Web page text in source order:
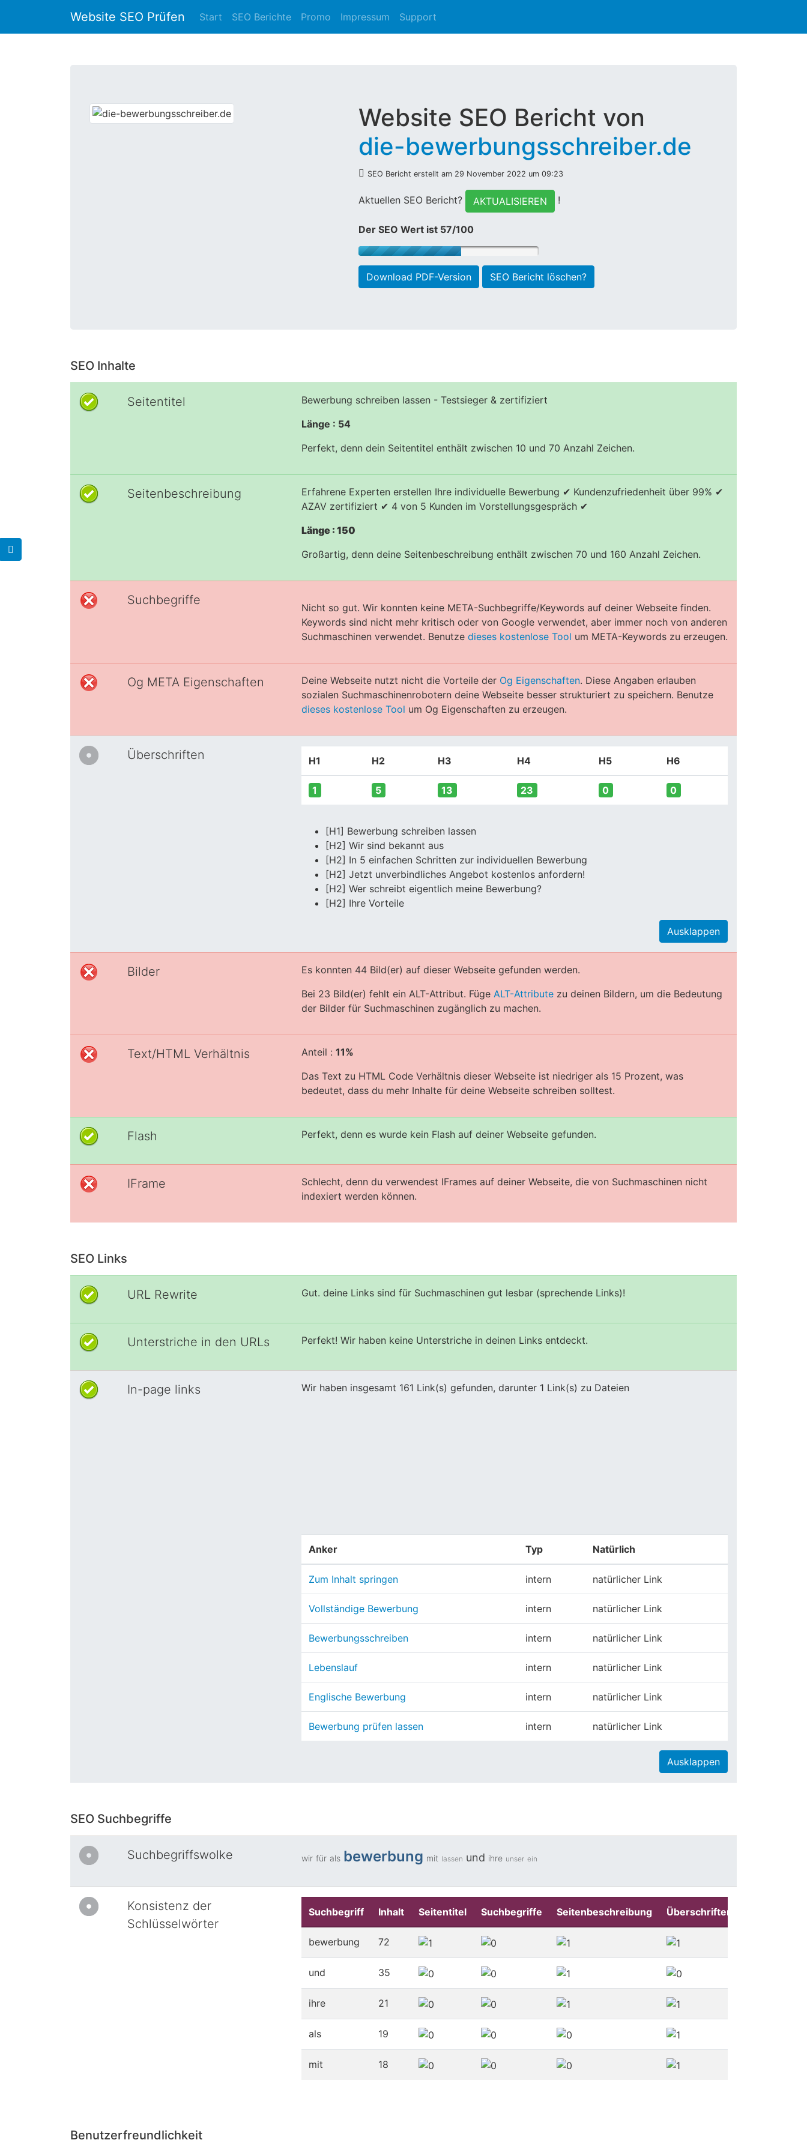
Website SEO Prüfen Start SEO Berichte Promo Impressum Support
Website SEO Bericht von
die-bewerbungsschreiber.de
SEO Bericht erstellt am 29 November 2022 um 09:23
Aktuellen SEO Bericht? AKTUALISIEREN !
Der SEO Wert ist 57/100
Download PDF-Version SEO Bericht löschen?
SEO Inhalte
Seitentitel
Bewerbung schreiben lassen - Testsieger & zertifiziert
Länge : 54
Perfekt, denn dein Seitentitel enthält zwischen 10 und 70 Anzahl Zeichen.
Seitenbeschreibung
Erfahrene Experten erstellen Ihre individuelle Bewerbung ✔ Kundenzufriedenheit über 99% ✔
AZAV zertifiziert ✔ 4 von 5 Kunden im Vorstellungsgespräch ✔
Länge : 150
Großartig, denn deine Seitenbeschreibung enthält zwischen 70 und 160 Anzahl Zeichen.
Suchbegriffe
Nicht so gut. Wir konnten keine META-Suchbegriffe/Keywords auf deiner Webseite finden.
Keywords sind nicht mehr kritisch oder von Google verwendet, aber immer noch von anderen
Suchmaschinen verwendet. Benutze dieses kostenlose Tool um META-Keywords zu erzeugen.
Og META Eigenschaften Deine Webseite nutzt nicht die Vorteile der Og Eigenschaften. Diese Angaben erlauben
sozialen Suchmaschinenrobotern deine Webseite besser strukturiert zu speichern. Benutze
dieses kostenlose Tool um Og Eigenschaften zu erzeugen.
Überschriften H1 H2 H3 H4 H5 H6
1 5 13 23 0 0
[H1] Bewerbung schreiben lassen
[H2] Wir sind bekannt aus
[H2] In 5 einfachen Schritten zur individuellen Bewerbung
[H2] Jetzt unverbindliches Angebot kostenlos anfordern!
[H2] Wer schreibt eigentlich meine Bewerbung?
[H2] Ihre Vorteile
Ausklappen
Bilder
Es konnten 44 Bild(er) auf dieser Webseite gefunden werden.
Bei 23 Bild(er) fehlt ein ALT-Attribut. Füge ALT-Attribute zu deinen Bildern, um die Bedeutung
der Bilder für Suchmaschinen zugänglich zu machen.
Text/HTML Verhältnis Anteil : 11%
Das Text zu HTML Code Verhältnis dieser Webseite ist niedriger als 15 Prozent, was
bedeutet, dass du mehr Inhalte für deine Webseite schreiben solltest.
Flash Perfekt, denn es wurde kein Flash auf deiner Webseite gefunden.
IFrame
Schlecht, denn du verwendest IFrames auf deiner Webseite, die von Suchmaschinen nicht
indexiert werden können.
SEO Links
URL Rewrite Gut. deine Links sind für Suchmaschinen gut lesbar (sprechende Links)!
Unterstriche in den URLs Perfekt! Wir haben keine Unterstriche in deinen Links entdeckt.
In-page links Wir haben insgesamt 161 Link(s) gefunden, darunter 1 Link(s) zu Dateien
Anker Typ Natürlich
Zum Inhalt springen intern natürlicher Link
Vollständige Bewerbung intern natürlicher Link
Bewerbungsschreiben intern natürlicher Link
Lebenslauf intern natürlicher Link
Englische Bewerbung intern natürlicher Link
Bewerbung prüfen lassen intern natürlicher Link
Ausklappen
SEO Suchbegriffe
Suchbegriffswolke wir für als bewerbung mit lassen und ihre unser ein
Konsistenz der
Schlüsselwörter
Suchbegriff Inhalt Seitentitel Suchbegriffe Seitenbeschreibung Überschriften
bewerbung 72
und 35
ihre 21
als 19
mit 18
Benutzerfreundlichkeit